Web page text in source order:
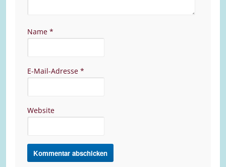
Name *
E-Mail-Adresse *
Website